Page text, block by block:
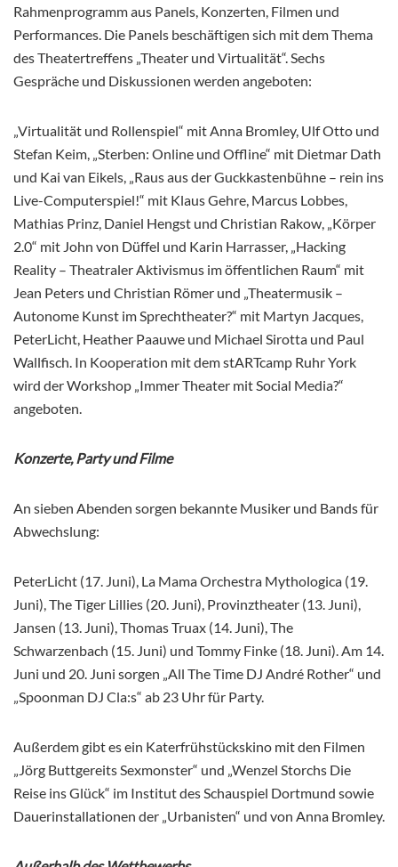
Rahmenprogramm aus Panels, Konzerten, Filmen und
Performances. Die Panels beschäftigen sich mit dem Thema
des Theatertreffens „Theater und Virtualität“. Sechs
Gespräche und Diskussionen werden angeboten:
„Virtualität und Rollenspiel“ mit Anna Bromley, Ulf Otto und
Stefan Keim, „Sterben: Online und Offline“ mit Dietmar Dath
und Kai van Eikels, „Raus aus der Guckkastenbühne – rein ins
Live-Computerspiel!“ mit Klaus Gehre, Marcus Lobbes,
Mathias Prinz, Daniel Hengst und Christian Rakow, „Körper
2.0“ mit John von Düffel und Karin Harrasser, „Hacking
Reality – Theatraler Aktivismus im öffentlichen Raum“ mit
Jean Peters und Christian Römer und „Theatermusik –
Autonome Kunst im Sprechtheater?“ mit Martyn Jacques,
PeterLicht, Heather Paauwe und Michael Sirotta und Paul
Wallfisch. In Kooperation mit dem stARTcamp Ruhr York
wird der Workshop „Immer Theater mit Social Media?“
angeboten.
Konzerte, Party und Filme
An sieben Abenden sorgen bekannte Musiker und Bands für
Abwechslung:
PeterLicht (17. Juni), La Mama Orchestra Mythologica (19.
Juni), The Tiger Lillies (20. Juni), Provinztheater (13. Juni),
Jansen (13. Juni), Thomas Truax (14. Juni), The
Schwarzenbach (15. Juni) und Tommy Finke (18. Juni). Am 14.
Juni und 20. Juni sorgen „All The Time DJ André Rother“ und
„Spoonman DJ Cla:s“ ab 23 Uhr für Party.
Außerdem gibt es ein Katerfrühstückskino mit den Filmen
„Jörg Buttgereits Sexmonster“ und „Wenzel Storchs Die
Reise ins Glück“ im Institut des Schauspiel Dortmund sowie
Dauerinstallationen der „Urbanisten“ und von Anna Bromley.